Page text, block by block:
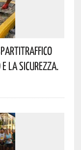
La Sicurezza.